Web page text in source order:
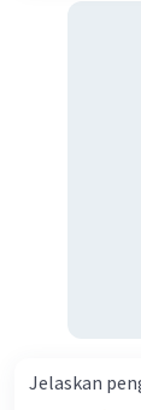
Jelaskan